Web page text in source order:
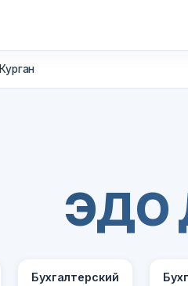
Курган
ЭДО
Бухгалтерский